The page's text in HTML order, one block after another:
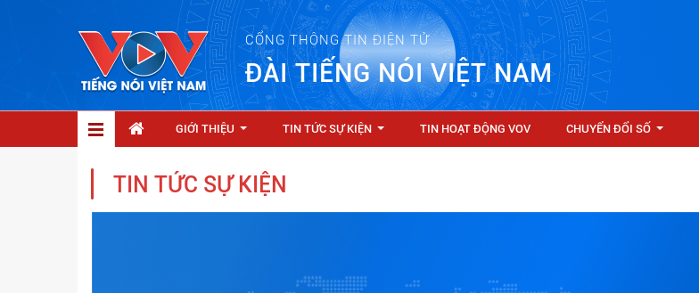
CỔNG THÔNG TIN ĐIỆN TỬ
ĐÀI TIẾNG NÓI VIỆT NAM
GIỚI THIỆU TIN TỨC SỰ KIỆN TIN HOẠT ĐỘNG VOV CHUYỂN ĐỔI SỐ
TIN TỨC SỰ KIỆN